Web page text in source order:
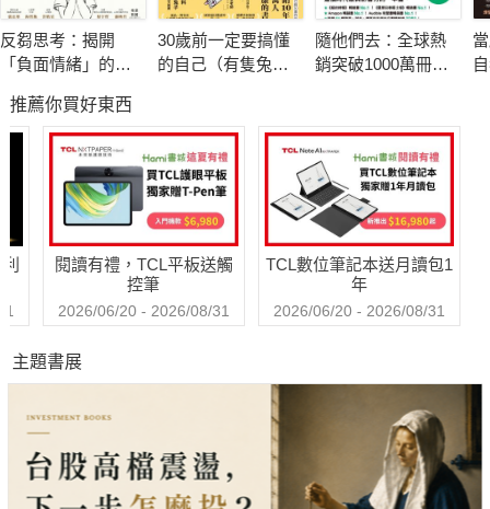
反芻思考：揭開
「負面情緒」的真
境的勇氣
30歲前一定要搞懂
的自己（有隻兔子
隨他們去：全球熱
銷突破1000萬冊現
巧【附放下執念明
信片圖】
推薦你買好東西
閱讀有禮，TCL平板送觸
控筆
2026/06/20 - 2026/08/31
TCL數位筆記本送月讀包1
年
2026/06/20 - 2026/08/31
主題書展